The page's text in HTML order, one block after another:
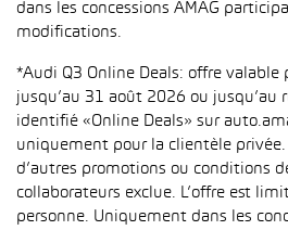
dans les concessions AMAG
modifications.
*Audi Q3 Online Deals: offre valable
jusqu’au 31 août 2026 ou
identifié «Online Deals» sur
uniquement pour la clientèle
d’autres promotions ou conditions
collaborateurs exclue. L’offre est
personne. Uniquement dans les